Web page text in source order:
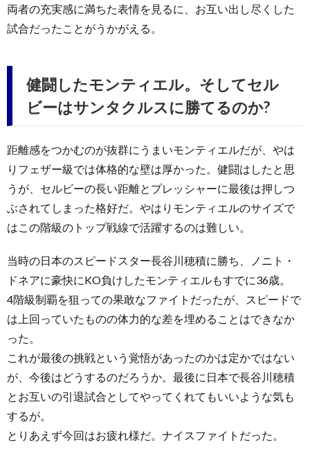
両者の充実感に満ちた表情を見るに、お互い出し尽くした
試合だったことがうかがえる。
健闘したモンティエル。そしてセル
ビーはサンタクルスに勝てるのか?
距離感をつかむのが抜群にうまいモンティエルだが、やは
りフェザー級では体格的な壁は厚かった。健闘はしたと思
うが、セルビーの長い距離とプレッシャーに最後は押しつ
ぶされてしまった格好だ。やはりモンティエルのサイズで
はこの階級のトップ戦線で活躍するのは難しい。
当時の日本のスピードスター長谷川穂積に勝ち、ノニト・
ドネアに豪快にKO負けしたモンティエルもすでに36歳。
4階級制覇を狙っての果敢なファイトだったが、スピードで
は上回っていたものの体力的な差を埋めることはできなか
った。
これが最後の挑戦という覚悟があったのかは定かではない
が、今後はどうするのだろうか。最後に日本で長谷川穂積
とお互いの引退試合としてやってくれてもいいような気も
するが。
とりあえず今回はお疲れ様だ。ナイスファイトだった。